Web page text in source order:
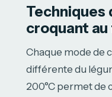
Techniques
croquant
Chaque mode de
différente du
200°C permet de